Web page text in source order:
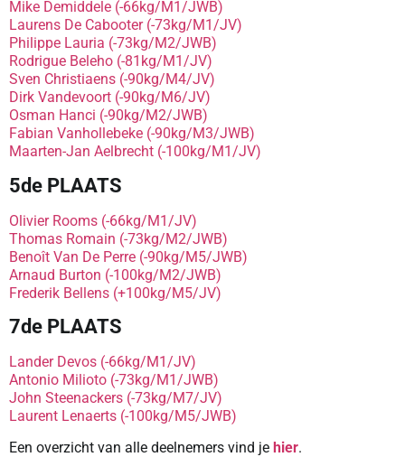
Mike Demiddele (-66kg/M1/JWB)
Laurens De Cabooter (-73kg/M1/JV)
Philippe Lauria (-73kg/M2/JWB)
Rodrigue Beleho (-81kg/M1/JV)
Sven Christiaens (-90kg/M4/JV)
Dirk Vandevoort (-90kg/M6/JV)
Osman Hanci (-90kg/M2/JWB)
Fabian Vanhollebeke (-90kg/M3/JWB)
Maarten-Jan Aelbrecht (-100kg/M1/JV)
5de PLAATS
Olivier Rooms (-66kg/M1/JV)
Thomas Romain (-73kg/M2/JWB)
Benoît Van De Perre (-90kg/M5/JWB)
Arnaud Burton (-100kg/M2/JWB)
Frederik Bellens (+100kg/M5/JV)
7de PLAATS
Lander Devos (-66kg/M1/JV)
Antonio Milioto (-73kg/M1/JWB)
John Steenackers (-73kg/M7/JV)
Laurent Lenaerts (-100kg/M5/JWB)
Een overzicht van alle deelnemers vind je hier.